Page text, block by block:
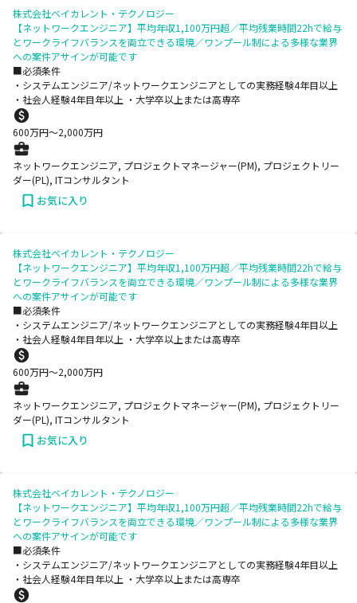
株式会社ベイカレント・テクノロジー
【ネットワークエンジニア】平均年収1,100万円超／平均残業時間22hで給与
とワークライフバランスを両立できる環境／ワンプール制による多様な業界
への案件アサインが可能です
■必須条件
・システムエンジニア/ネットワークエンジニアとしての実務経験4年目以上
・社会人経験4年目年以上 ・大学卒以上または高専卒
600万円〜2,000万円
ネットワークエンジニア, プロジェクトマネージャー(PM), プロジェクトリー
ダー(PL), ITコンサルタント
お気に入り
株式会社ベイカレント・テクノロジー
【ネットワークエンジニア】平均年収1,100万円超／平均残業時間22hで給与
とワークライフバランスを両立できる環境／ワンプール制による多様な業界
への案件アサインが可能です
■必須条件
・システムエンジニア/ネットワークエンジニアとしての実務経験4年目以上
・社会人経験4年目年以上 ・大学卒以上または高専卒
600万円〜2,000万円
ネットワークエンジニア, プロジェクトマネージャー(PM), プロジェクトリー
ダー(PL), ITコンサルタント
お気に入り
株式会社ベイカレント・テクノロジー
【ネットワークエンジニア】平均年収1,100万円超／平均残業時間22hで給与
とワークライフバランスを両立できる環境／ワンプール制による多様な業界
への案件アサインが可能です
■必須条件
・システムエンジニア/ネットワークエンジニアとしての実務経験4年目以上
・社会人経験4年目年以上 ・大学卒以上または高専卒